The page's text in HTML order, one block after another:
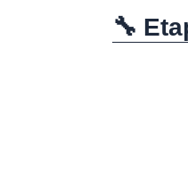
🔧